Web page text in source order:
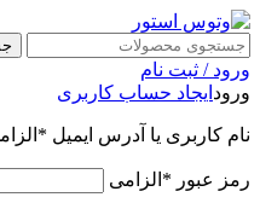
ورود / ثبت نام
ورود ایجاد حساب کاربری
نام کاربری یا آدرس ایمیل *
رمز عبور * الزامی